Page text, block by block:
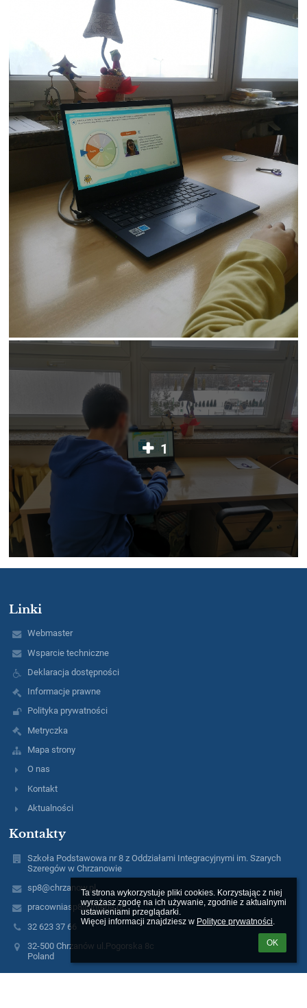
Ta strona wykorzystuje pliki cookies. Korzystając z niej
wyrażasz zgodę na ich używanie, zgodnie z aktualnymi
ustawieniami przeglądarki.
Więcej informacji znajdziesz w Polityce prywatności.
OK
1
Linki
Webmaster
Wsparcie techniczne
Deklaracja dostępności
Informacje prawne
Polityka prywatności
Metryczka
Mapa strony
O nas
Kontakt
Aktualności
Kontakty
Szkoła Podstawowa nr 8 z Oddziałami Integracyjnymi im. Szarych
Szeregów w Chrzanowie
sp8@chrzanow.pl
pracowniasp8@interia.pl
32 623 37 66
32-500 Chrzanów ul.Pogorska 8c
Poland